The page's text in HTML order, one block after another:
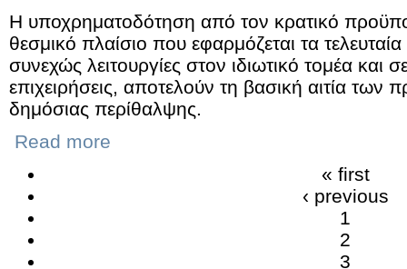
Η υποχρηματοδότηση από τον κρατικό
θεσμικό πλαίσιο που εφαρμόζεται τα
συνεχώς λειτουργίες στον ιδιωτικό τομέα και
επιχειρήσεις, αποτελούν τη βασική αιτία
δημόσιας περίθαλψης.
Read more
« first
‹ previous
1
2
3